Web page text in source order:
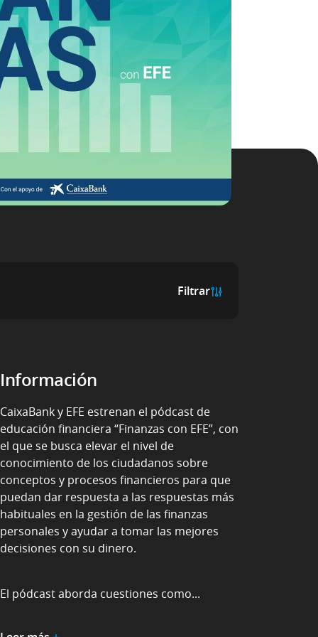
Filtrar
Información
CaixaBank y EFE estrenan el pódcast de
educación financiera “Finanzas con EFE”, con
el que se busca elevar el nivel de
conocimiento de los ciudadanos sobre
conceptos y procesos financieros para que
puedan dar respuesta a las respuestas más
habituales en la gestión de las finanzas
personales y ayudar a tomar las mejores
decisiones con su dinero.
El pódcast aborda cuestiones como...